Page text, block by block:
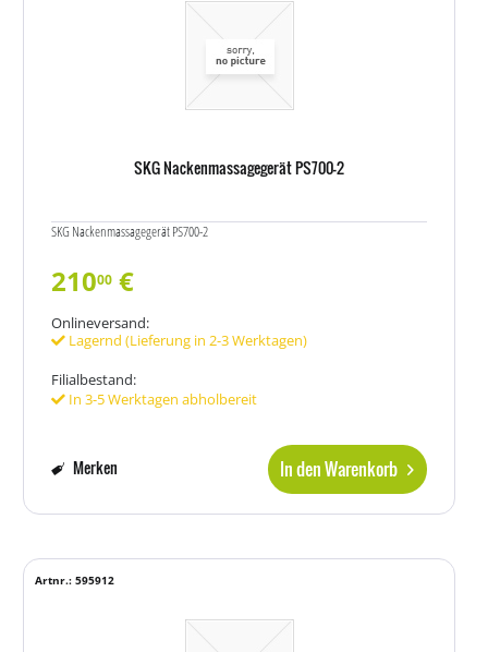
SKG Nackenmassagegerät PS700-2
SKG Nackenmassagegerät PS700-2
21000 €
Onlineversand:
Lagernd (Lieferung in 2-3 Werktagen)
Filialbestand:
In 3-5 Werktagen abholbereit
In den Warenkorb
Merken
Artnr.: 595912